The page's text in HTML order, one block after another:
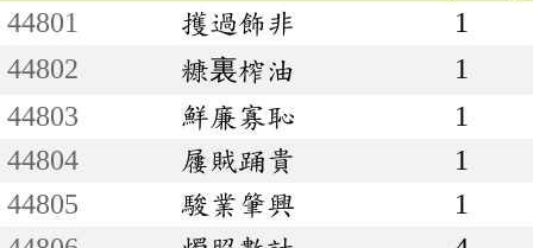
44801
擭過飾非
1
44802
糠裏榨油
1
44803
鮮廉寡恥
1
44804
屨賊踊貴
1
44805
駿業肇興
1